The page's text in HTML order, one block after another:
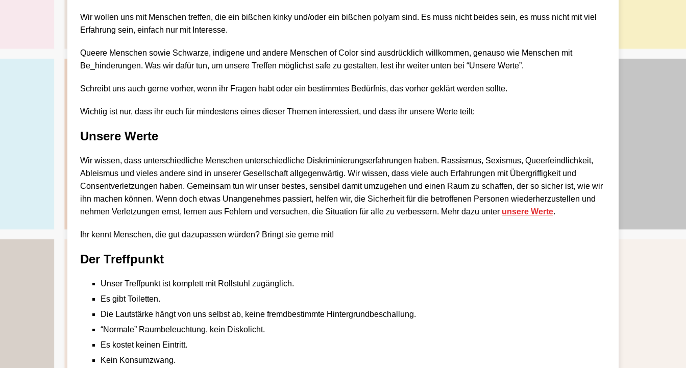
Wir wollen uns mit Menschen treffen, die ein bißchen kinky und/oder ein bißchen polyam sind. Es muss nicht beides sein, es muss nicht mit viel
Erfahrung sein, einfach nur mit Interesse.
Queere Menschen sowie Schwarze, indigene und andere Menschen of Color sind ausdrücklich willkommen, genauso wie Menschen mit
Be_hinderungen. Was wir dafür tun, um unsere Treffen möglichst safe zu gestalten, lest ihr weiter unten bei “Unsere Werte”.
Schreibt uns auch gerne vorher, wenn ihr Fragen habt oder ein bestimmtes Bedürfnis, das vorher geklärt werden sollte.
Wichtig ist nur, dass ihr euch für mindestens eines dieser Themen interessiert, und dass ihr unsere Werte teilt:
Unsere Werte
Wir wissen, dass unterschiedliche Menschen unterschiedliche Diskriminierungserfahrungen haben. Rassismus, Sexismus, Queerfeindlichkeit,
Ableismus und vieles andere sind in unserer Gesellschaft allgegenwärtig. Wir wissen, dass viele auch Erfahrungen mit Übergriffigkeit und
Consentverletzungen haben. Gemeinsam tun wir unser bestes, sensibel damit umzugehen und einen Raum zu schaffen, der so sicher ist, wie wir
ihn machen können. Wenn doch etwas Unangenehmes passiert, helfen wir, die Sicherheit für die betroffenen Personen wiederherzustellen und
nehmen Verletzungen ernst, lernen aus Fehlern und versuchen, die Situation für alle zu verbessern. Mehr dazu unter unsere Werte.
Ihr kennt Menschen, die gut dazupassen würden? Bringt sie gerne mit!
Der Treffpunkt
Unser Treffpunkt ist komplett mit Rollstuhl zugänglich.
Es gibt Toiletten.
Die Lautstärke hängt von uns selbst ab, keine fremdbestimmte Hintergrundbeschallung.
“Normale” Raumbeleuchtung, kein Diskolicht.
Es kostet keinen Eintritt.
Kein Konsumzwang.